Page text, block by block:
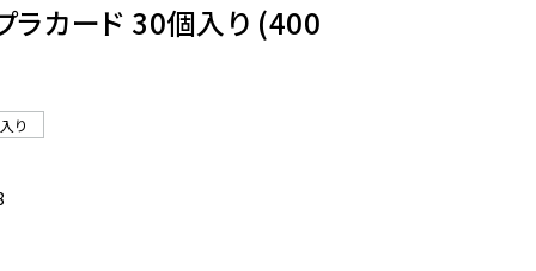
ラカード 30個入り (400
り